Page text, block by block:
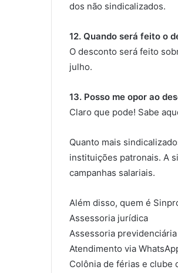
dos não sindicalizados.
12. Quando será feito o
O desconto será feito
julho.
13. Posso me opor ao
Claro que pode! Sabe
Quanto mais
instituições patronais. A
campanhas salariais.
Além disso, quem é
Assessoria jurídica
Assessoria previdenciária
Atendimento via
Colônia de férias e clube